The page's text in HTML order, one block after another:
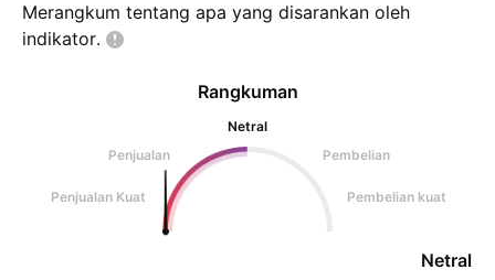
Merangkum tentang apa yang disarankan oleh
indikator.
Rangkuman
Netral
Penjualan
Pembelian
Penjualan Kuat Pembelian kuat
Netral